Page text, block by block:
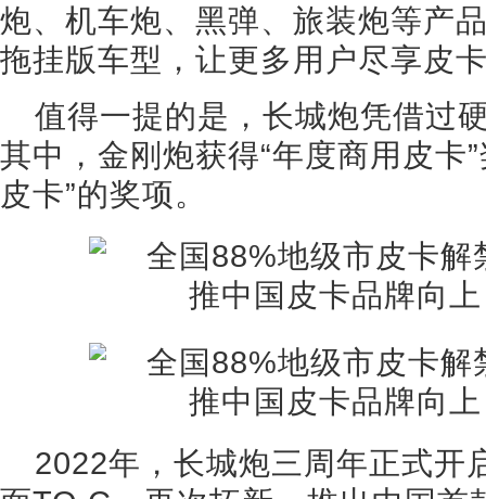
炮、机车炮、黑弹、旅装炮等产
拖挂版车型，让更多用户尽享皮
值得一提的是，长城炮凭借过
其中，金刚炮获得“年度商用皮卡
皮卡”的奖项。
2022年，长城炮三周年正式开